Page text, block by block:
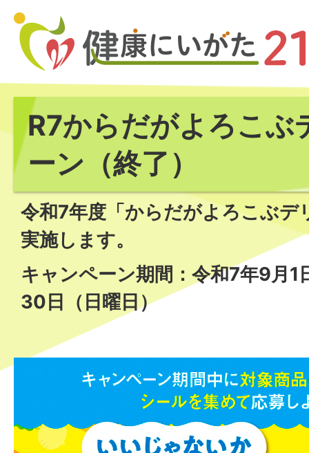
R7からだがよろこぶ
ーン（終了）
令和7年度「からだがよろこぶデ
実施します。
キャンペーン期間：令和7年9月1
30日（日曜日）